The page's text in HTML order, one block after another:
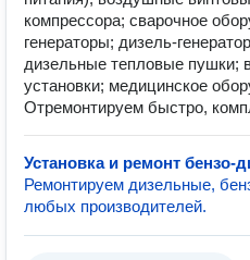
компрессора; сварочное
генераторы; дизель-
дизельные тепловые пушки;
установки; медицинское
Отремонтируем быстро,
Установка и ремонт бензо-
Ремонтируем дизельные,
любых производителей.